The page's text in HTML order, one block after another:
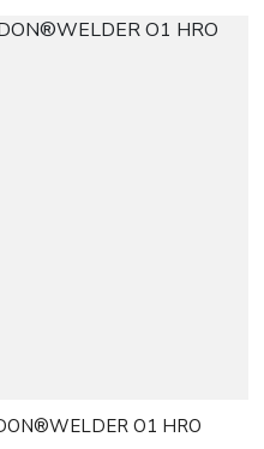
O1 HRO